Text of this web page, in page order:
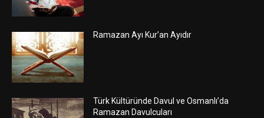
Ramazan Ayı Kur’an Ayıdır
Türk Kültüründe Davul ve Osmanlı’da
Ramazan Davulcuları